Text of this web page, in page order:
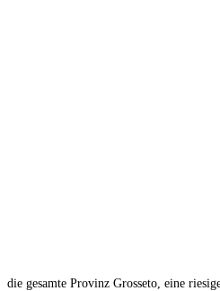
die gesamte Provinz Grosseto, eine